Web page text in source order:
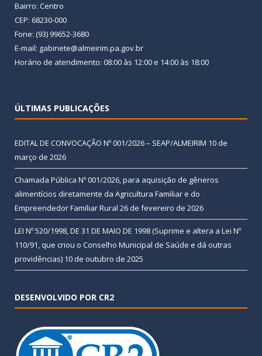
Bairro: Centro
CEP: 68230-000
Fone: (93) 99652-3680
E-mail: gabinete@almeirim.pa.gov.br
Horário de atendimento: 08:00 às 12:00 e 14:00 às 18:00
ÚLTIMAS PUBLICAÇÕES
EDITAL DE CONVOCAÇÃO Nº 001/2026 – SEAP/ALMEIRIM 10 de
março de 2026
Chamada Pública Nº 001/2026, para aquisição de gêneros
alimentícios diretamente da Agricultura Familiar e do
Empreendedor Familiar Rural 26 de fevereiro de 2026
LEI Nº 520/1998, DE 31 DE MAIO DE 1998 (Suprime e altera a Lei Nº
110/91, que criou o Conselho Municipal de Saúde e dá outras
providências) 10 de outubro de 2025
DESENVOLVIDO POR CR2